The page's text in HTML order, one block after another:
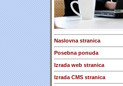
Naslovna stranica
Posebna ponuda
Izrada web stranica
Izrada CMS stranica